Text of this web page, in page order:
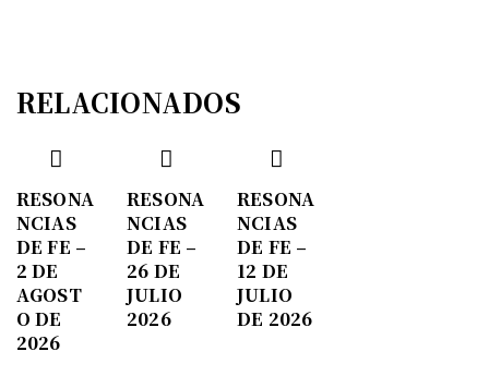
RELACIONADOS
RESONA
NCIAS
DE FE –
2 DE
AGOST
O DE
2026
RESONA
NCIAS
DE FE –
26 DE
JULIO
2026
RESONA
NCIAS
DE FE –
12 DE
JULIO
DE 2026